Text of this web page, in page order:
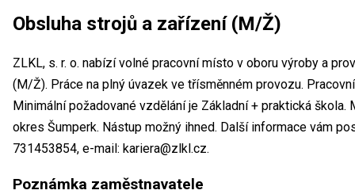
Obsluha strojů a zařízení (M/Ž)
ZLKL, s. r. o. nabízí volné pracovní místo v oboru výroby a
(M/Ž). Práce na plný úvazek ve třísměnném provozu.
Minimální požadované vzdělání je Základní + praktická škola.
okres Šumperk. Nástup možný ihned. Další informace vám
731453854, e-mail: kariera@zlkl.cz.
Poznámka zaměstnavatele